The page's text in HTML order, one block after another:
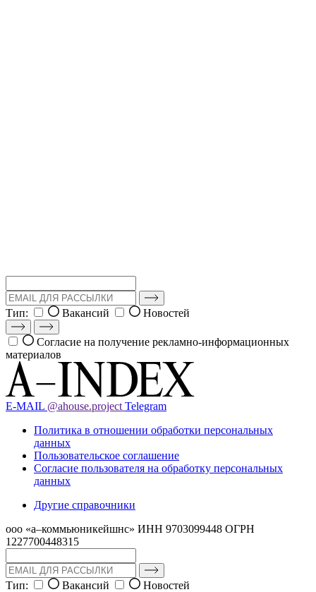
Тип: Вакансий Новостей
Согласие на получение рекламно-информационных
материалов
E-MAIL @ahouse.project Telegram
Политика в отношении обработки персональных
данных
Пользовательское соглашение
Согласие пользователя на обработку персональных
данных
Другие справочники
ооо «а–коммьюникейшнс» ИНН 9703099448 ОГРН
1227700448315
Тип: Вакансий Новостей